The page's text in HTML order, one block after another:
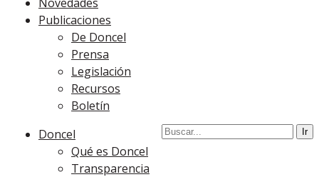
Publicaciones
De Doncel
Prensa
Legislación
Recursos
Boletín
Doncel
Qué es Doncel
Transparencia